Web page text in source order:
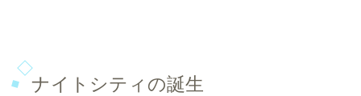
ナイトシティの誕生